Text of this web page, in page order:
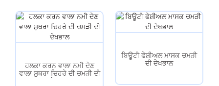
ਹਲਕਾ ਕਰਨ ਵਾਲਾ ਨਮੀ ਦੇਣ
ਵਾਲਾ ਸੁਥਰਾ ਚਿਹਰੇ ਦੀ ਚਮੜੀ ਦੀ
ਬਿਊਟੀ ਫੇਸ਼ੀਅਲ ਮਾਸਕ ਚਮੜੀ
ਦੀ ਦੇਖਭਾਲ